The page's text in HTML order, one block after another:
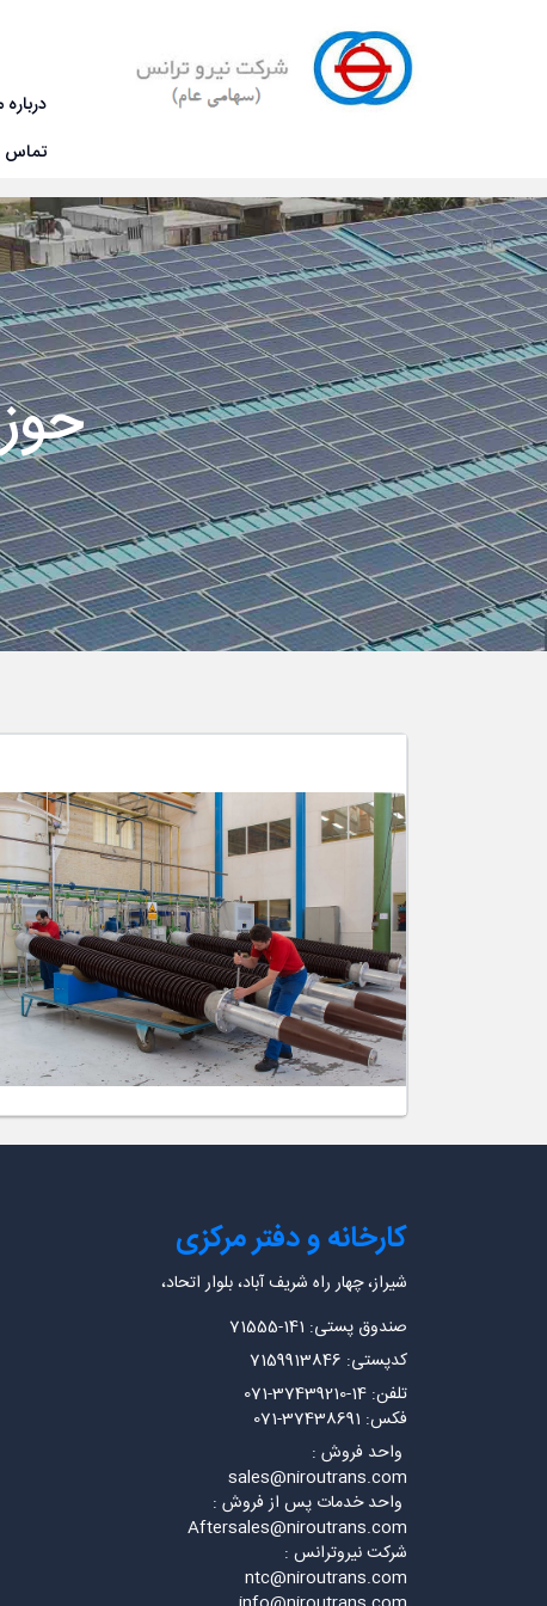
درباره
تماس
حوزه انتقال (فروش فشار
کارخانه و دفتر مرکزی
شیراز، چهار راه شریف آباد، بلوار اتحاد،
صندوق پستی: 141-71555
کدپستی: 7159913846
تلفن: 14-37439210-071
فکس: 37438691-071
واحد فروش :
sales@niroutrans.com
واحد خدمات پس از فروش :
Aftersales@niroutrans.com
شرکت نیروترانس :
ntc@niroutrans.com